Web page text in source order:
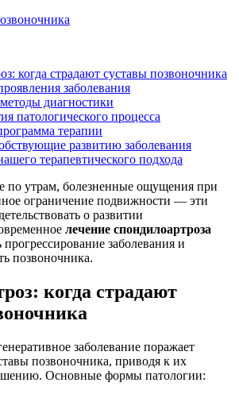
когда страдают суставы позвоночника
заболевания
диагностики
патологического процесса
терапии
развитию заболевания
терапевтического подхода
по утрам, болезненные ощущения при
ограничение подвижности — эти
о развитии
лечение спондилоартроза
прогрессирование заболевания и
позвоночника.
когда страдают
заболевание поражает
позвоночника, приводя к их
Основные формы патологии: